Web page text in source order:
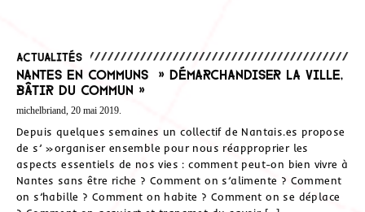
Actualités
Nantes en communs » démarchandiser la ville,
bâtir du commun »
michelbriand, 20 mai 2019.
Depuis quelques semaines un collectif de Nantais.es propose
de s’ »organiser ensemble pour nous réapproprier les
aspects essentiels de nos vies : comment peut-on bien vivre à
Nantes sans être riche ? Comment on s’alimente ? Comment
on s’habille ? Comment on habite ? Comment on se déplace